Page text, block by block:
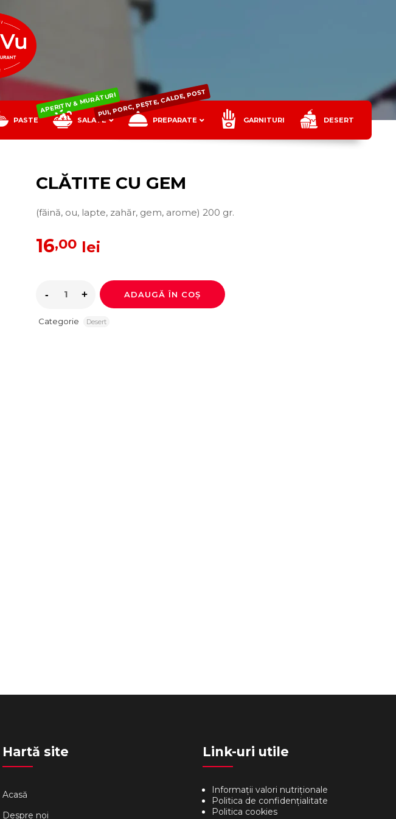
PASTE SALATE
APERITIV & MURĂTURI
PREPARATE
PUI, PORC, PEȘTE, CALDE, POST
GARNITURI DESERT
CLĂTITE CU GEM
(făină, ou, lapte, zahăr, gem, arome) 200 gr.
16,00 lei
ADAUGĂ ÎN COȘ
Categorie Desert
Hartă site
Acasă
Despre noi
Link-uri utile
Informații valori nutriționale
Politica de confidențialitate
Politica cookies